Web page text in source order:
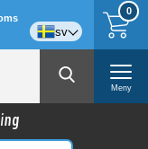
0
sv
Meny